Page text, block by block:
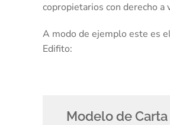
copropietarios con derecho a
A modo de ejemplo este es
Edifito:
Modelo de